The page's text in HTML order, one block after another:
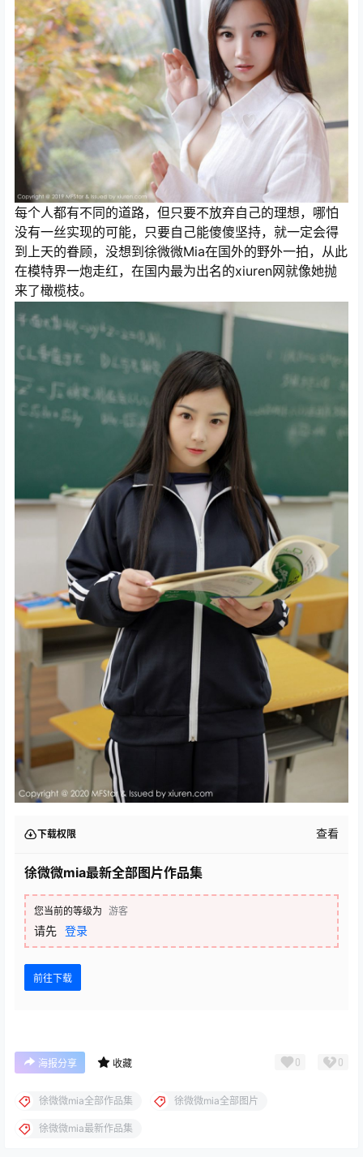
每个人都有不同的道路，但只要不放弃自己的理想，哪怕
没有一丝实现的可能，只要自己能傻傻坚持，就一定会得
到上天的眷顾，没想到徐微微Mia在国外的野外一拍，从此
在模特界一炮走红，在国内最为出名的xiuren网就像她抛
来了橄榄枝。
下载权限 查看
徐微微mia最新全部图片作品集
您当前的等级为 游客
请先 登录
前往下载
海报分享 收藏 0 0
徐微微mia全部作品集 徐微微mia全部图片
徐微微mia最新作品集